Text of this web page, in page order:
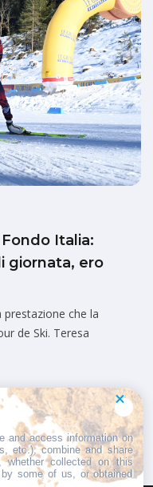
Italia:
giornata, ero
che la
de Ski. Teresa
and access information on
etc.), combine and share
whether collected on this
some of us, or obtained